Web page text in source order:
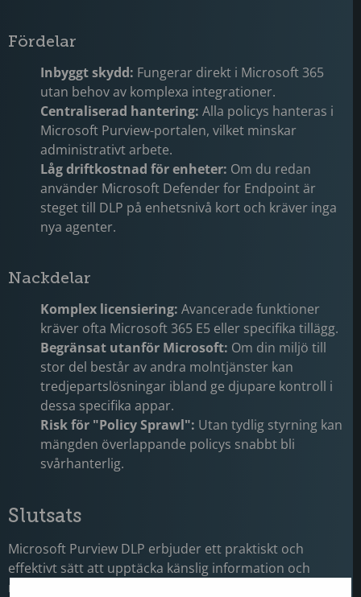
Fördelar
Inbyggt skydd: Fungerar direkt i Microsoft 365
utan behov av komplexa integrationer.
Centraliserad hantering: Alla policys hanteras i
Microsoft Purview-portalen, vilket minskar
administrativt arbete.
Låg driftkostnad för enheter: Om du redan
använder Microsoft Defender for Endpoint är
steget till DLP på enhetsnivå kort och kräver inga
nya agenter.
Nackdelar
Komplex licensiering: Avancerade funktioner
kräver ofta Microsoft 365 E5 eller specifika tillägg.
Begränsat utanför Microsoft: Om din miljö till
stor del består av andra molntjänster kan
tredjepartslösningar ibland ge djupare kontroll i
dessa specifika appar.
Risk för "Policy Sprawl": Utan tydlig styrning kan
mängden överlappande policys snabbt bli
svårhanterlig.
Slutsats
Microsoft Purview DLP erbjuder ett praktiskt och
effektivt sätt att upptäcka känslig information och
minska risken för dataläckage. Bäst resultat får du